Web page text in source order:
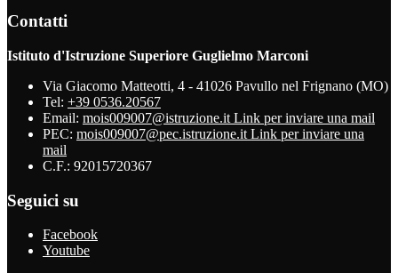
Contatti
Istituto d'Istruzione Superiore Guglielmo Marconi
Via Giacomo Matteotti, 4 - 41026 Pavullo nel Frignano (MO)
Tel: +39 0536.20567
Email: mois009007@istruzione.it Link per inviare una mail
PEC: mois009007@pec.istruzione.it Link per inviare una
mail
C.F.: 92015720367
Seguici su
Facebook
Youtube